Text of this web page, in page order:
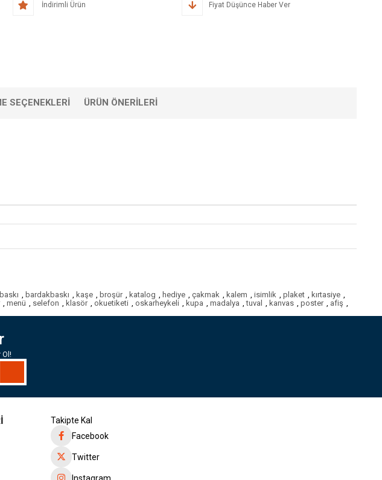
İndirimli Ürün Fiyat Düşünce Haber Ver
SEÇENEKLERI ÜRÜN ÖNERILERI
, bardakbaskı , kaşe , broşür , katalog , hediye , çakmak , kalem , isimlik , plaket , kırtasiye ,
, menü , selefon , klasör , okuetiketi , oskarheykeli , kupa , madalya , tuval , kanvas , poster , afiş ,
Ol!
Takipte Kal
Facebook
Twitter
Instagram